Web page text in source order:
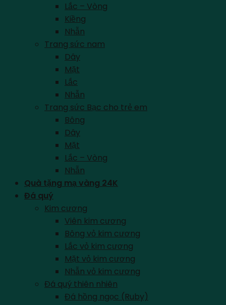
Lắc – Vòng
Kiềng
Nhẫn
Trang sức nam
Dây
Mặt
Lắc
Nhẫn
Trang sức Bạc cho trẻ em
Bông
Dây
Mặt
Lắc – Vòng
Nhẫn
Quà tặng mạ vàng 24K
Đá quý
Kim cương
Viên kim cương
Bông vỏ kim cương
Lắc vỏ kim cương
Mặt vỏ kim cương
Nhẫn vỏ kim cương
Đá quý thiên nhiên
Đá hồng ngọc (Ruby)